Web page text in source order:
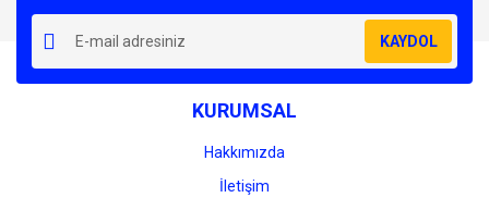
Ürün resmi kalitesiz, bozuk veya görüntülenemiyor.
Ürün açıklamasında eksik bilgiler bulunuyor.
Ürün bilgilerinde hatalar bulunuyor.
Ürün fiyatı diğer sitelerden daha pahalı.
KAYDOL
KURUMSAL
Hakkımızda
İletişim